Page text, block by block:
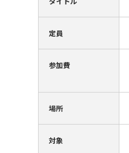
定員
参加費
場所
対象